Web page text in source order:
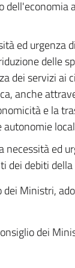
dell'economia
ed
delle
dei servizi ai
anche
e la
necessità ed
dei debiti
dei Ministri,
dei